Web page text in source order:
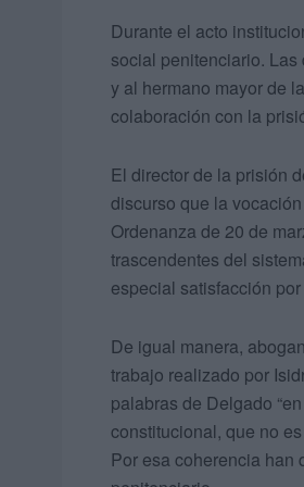
Durante el acto
social penitenciario.
y al hermano mayor de
colaboración con la
El director de la prisión
discurso que la
Ordenanza de 20 de
trascendentes del
especial satisfacción
De igual manera,
trabajo realizado por
palabras de Delgado
constitucional, que no
Por esa coherencia han